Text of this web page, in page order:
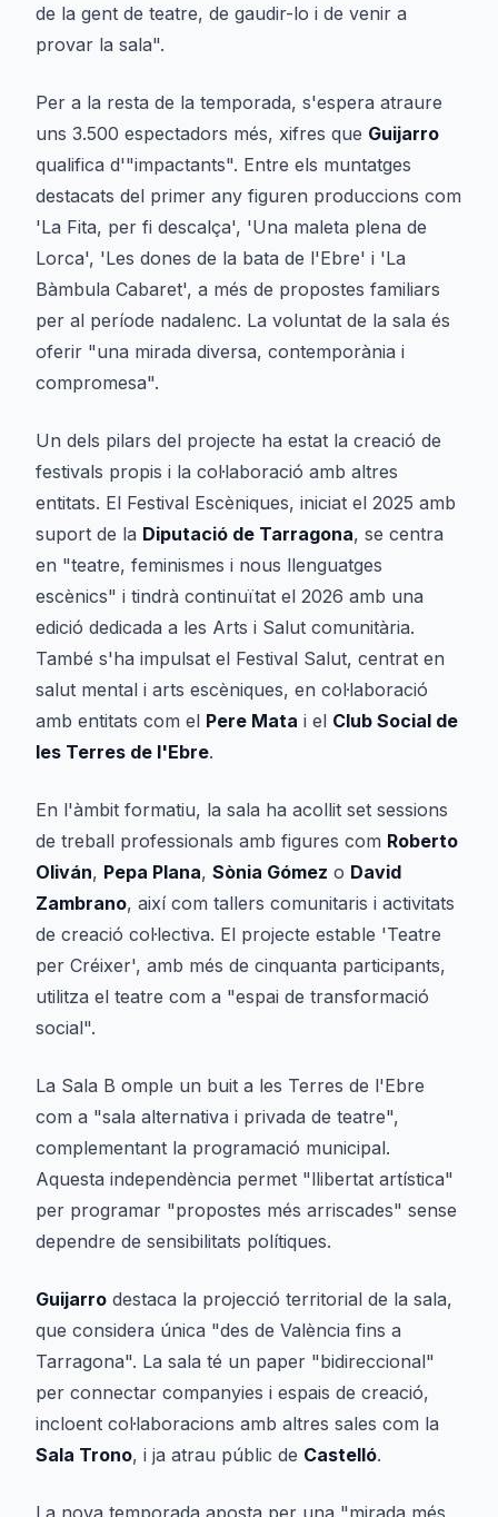
de la gent de teatre, de gaudir-lo i de venir a
provar la sala".
Per a la resta de la temporada, s'espera atraure
uns 3.500 espectadors més, xifres que Guijarro
qualifica d'"impactants". Entre els muntatges
destacats del primer any figuren produccions com
'La Fita, per fi descalça', 'Una maleta plena de
Lorca', 'Les dones de la bata de l'Ebre' i 'La
Bàmbula Cabaret', a més de propostes familiars
per al període nadalenc. La voluntat de la sala és
oferir "una mirada diversa, contemporània i
compromesa".
Un dels pilars del projecte ha estat la creació de
festivals propis i la col·laboració amb altres
entitats. El Festival Escèniques, iniciat el 2025 amb
suport de la Diputació de Tarragona, se centra
en "teatre, feminismes i nous llenguatges
escènics" i tindrà continuïtat el 2026 amb una
edició dedicada a les Arts i Salut comunitària.
També s'ha impulsat el Festival Salut, centrat en
salut mental i arts escèniques, en col·laboració
amb entitats com el Pere Mata i el Club Social de
les Terres de l'Ebre.
En l'àmbit formatiu, la sala ha acollit set sessions
de treball professionals amb figures com Roberto
Oliván, Pepa Plana, Sònia Gómez o David
Zambrano, així com tallers comunitaris i activitats
de creació col·lectiva. El projecte estable 'Teatre
per Créixer', amb més de cinquanta participants,
utilitza el teatre com a "espai de transformació
social".
La Sala B omple un buit a les Terres de l'Ebre
com a "sala alternativa i privada de teatre",
complementant la programació municipal.
Aquesta independència permet "llibertat artística"
per programar "propostes més arriscades" sense
dependre de sensibilitats polítiques.
Guijarro destaca la projecció territorial de la sala,
que considera única "des de València fins a
Tarragona". La sala té un paper "bidireccional"
per connectar companyies i espais de creació,
incloent col·laboracions amb altres sales com la
Sala Trono, i ja atrau públic de Castelló.
La nova temporada aposta per una "mirada més